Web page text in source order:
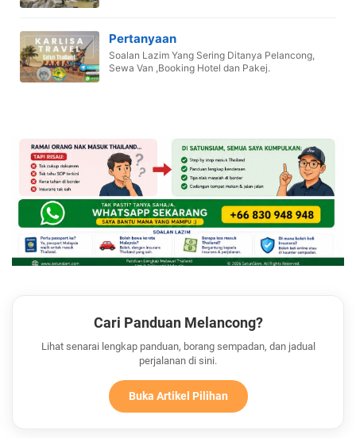
Pertanyaan
Soalan Lazim Yang Sering Ditanya Pelancong,
Sewa Van ,Booking Hotel dan Pakej.
Cari Panduan Melancong?
Lihat senarai lengkap panduan, borang sempadan, dan jadual
perjalanan di sini.
Buka Artikel Pilihan